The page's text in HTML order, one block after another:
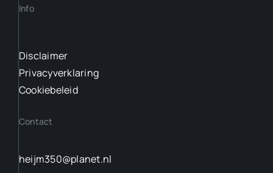
Info
Disclaimer
Privacyverklaring
Cookiebeleid
Contact
heijm350@planet.nl